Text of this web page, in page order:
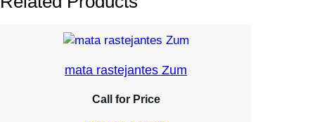
mata rastejantes Zum
Call for Price